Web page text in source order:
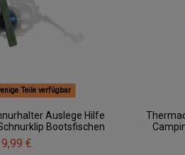
Teile verfügbar
Auslege Hilfe
Bootsfischen
9,99 €